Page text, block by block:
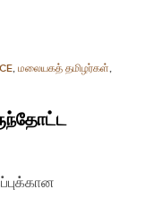
, மலையகத் தமிழர்கள்,